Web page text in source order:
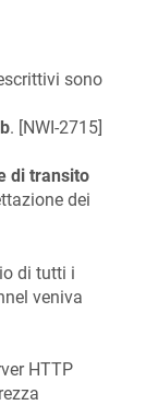
sono
. [NWI-2715]
di transito
dei
di tutti i
veniva
HTTP